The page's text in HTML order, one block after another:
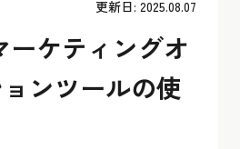
更新日: 2025.08.07
ーケティングオ
ンツールの使